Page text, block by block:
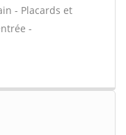
- Placards et
-